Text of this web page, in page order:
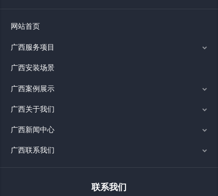
网站首页
广西服务项目
广西安装场景
广西案例展示
广西关于我们
广西新闻中心
广西联系我们
联系我们